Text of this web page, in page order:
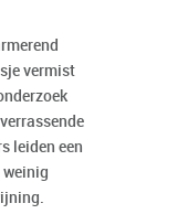
vermist
leiden een
weinig